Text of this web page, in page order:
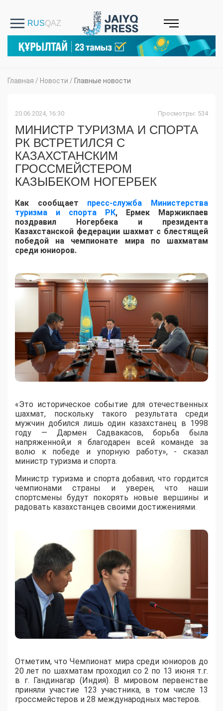
Главная / Новости / Главные новости
20.06.2024, 16:30 Просмотры: 534
МИНИСТР ТУРИЗМА И СПОРТА
РК ВСТРЕТИЛСЯ С
КАЗАХСТАНСКИМ
ГРОССМЕЙСТЕРОМ
КАЗЫБЕКОМ НОГЕРБЕК
Как сообщает пресс-служба Министерства
туризма и спорта РК, Ермек Маржикпаев
поздравил Ногербека и президента
Казахстанской федерации шахмат с блестящей
победой на чемпионате мира по шахматам
среди юниоров.
«Это историческое событие для отечественных
шахмат, поскольку такого результата среди
мужчин добился лишь один казахстанец в 1998
году — Дармен Садвакасов, борьба была
напряженной,и я благодарен всей команде за
волю к победе и упорную работу», - сказал
министр туризма и спорта.
Министр туризма и спорта добавил, что гордится
чемпионами страны и уверен, что наши
спортсмены будут покорять новые вершины и
радовать казахстанцев своими достижениями.
Отметим, что Чемпионат мира среди юниоров до
20 лет по шахматам проходил со 2 по 13 июня т.г.
в г. Гандинагар (Индия). В мировом первенстве
приняли участие 123 участника, в том числе 13
гроссмейстеров и 28 международных мастеров.